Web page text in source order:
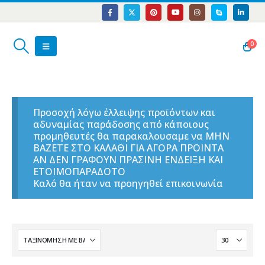
0
Προσοχή λόγω έλλειψης προϊόντων και
αδυναμίας παράδοσης από κάποιους
προμηθευτές θα παρακαλουσαμε να ΜΗΝ
ΒΑΖΕΤΕ ΣΤΟ ΚΑΛΑΘΙ ΓΙΑ ΑΓΟΡΑ ΠΡΟΙΝΤΑ
ΑΝ ΔΕΝ ΓΡΑΦΟΥΝ ΠΡΑΣΙΝΗ ΕΝΔΕΙΞΗ ΚΑΙ
ΕΤΟΙΜΟΠΑΡΑΔΟΤΟ
Καλό θα ήταν να προηγηθεί επικοινωνία